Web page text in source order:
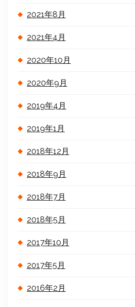
2021年8月
2021年4月
2020年10月
2020年9月
2019年4月
2019年1月
2018年12月
2018年9月
2018年7月
2018年5月
2017年10月
2017年5月
2016年2月